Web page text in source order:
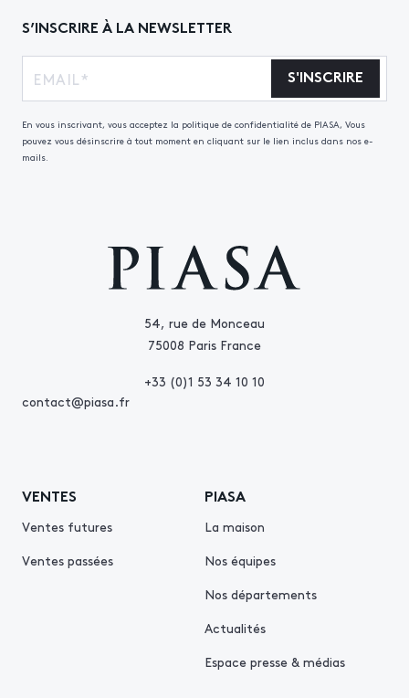
54, rue de Monceau
75008 Paris France
+33 (0)1 53 34 10 10
contact@piasa.fr
VENTES
Ventes futures
Ventes passées
PIASA
La maison
Nos équipes
Nos départements
Actualités
Espace presse & médias
S’INSCRIRE À LA NEWSLETTER
S'INSCRIRE
En vous inscrivant, vous acceptez la politique de confidentialité de PIASA, Vous
pouvez vous désinscrire à tout moment en cliquant sur le lien inclus dans nos e-
mails.